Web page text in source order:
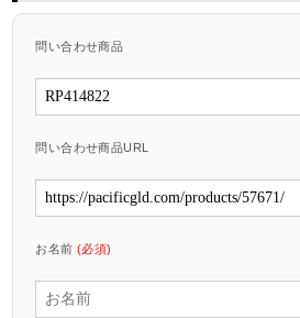
問い合わせ商品
問い合わせ商品URL
お名前 (必須)